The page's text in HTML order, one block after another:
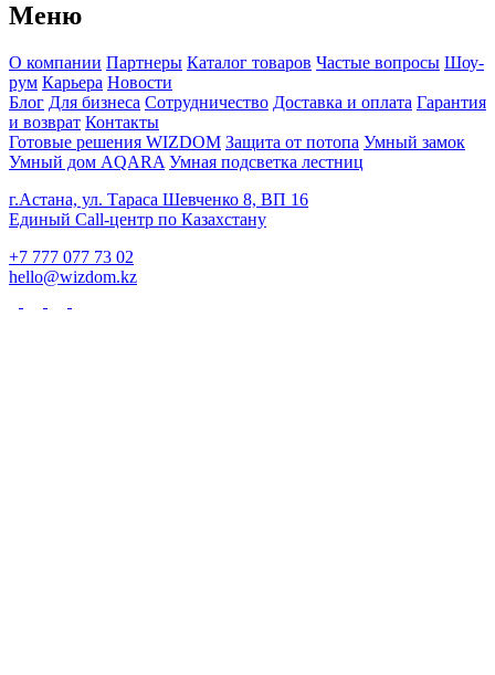
Меню
О компании Партнеры Каталог товаров Частые вопросы Шоу-
рум Карьера Новости
Блог Для бизнеса Сотрудничество Доставка и оплата Гарантия
и возврат Контакты
Готовые решения WIZDOM Защита от потопа Умный замок
Умный дом AQARA Умная подсветка лестниц
г.Астана, ул. Тараса Шевченко 8, ВП 16
Единый Call-центр по Казахстану
+7 777 077 73 02
hello@wizdom.kz